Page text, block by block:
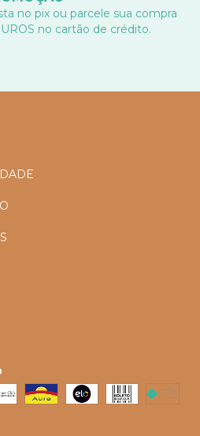
no pix ou parcele sua compra
no cartão de crédito.